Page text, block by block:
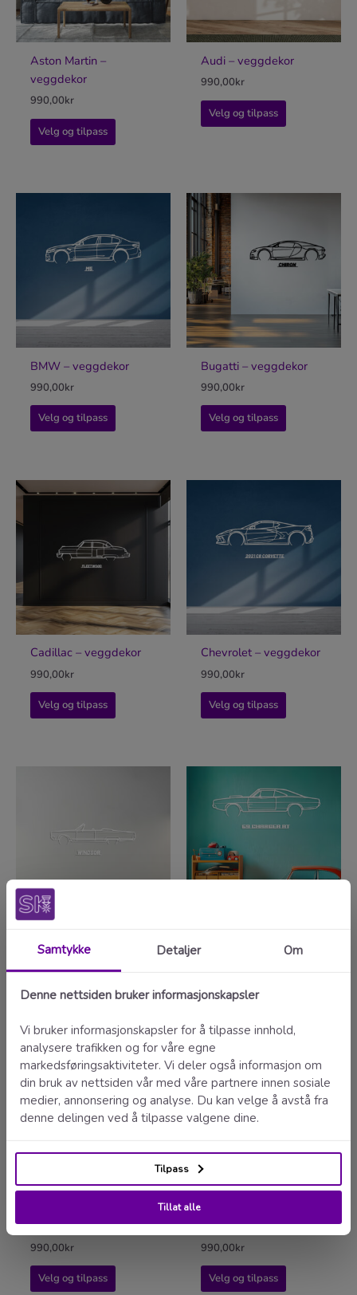
Aston Martin –
veggdekor
990,00kr
Velg og tilpass
Audi – veggdekor
990,00kr
Velg og tilpass
BMW – veggdekor
990,00kr
Velg og tilpass
Bugatti – veggdekor
990,00kr
Velg og tilpass
Cadillac – veggdekor
990,00kr
Velg og tilpass
Chevrolet – veggdekor
990,00kr
Velg og tilpass
kr
Velg og tilpass Velg og tilpass
Ferrari – veggdekor
990,00kr
Velg og tilpass
Ford – veggdekor
990,00kr
Velg og tilpass